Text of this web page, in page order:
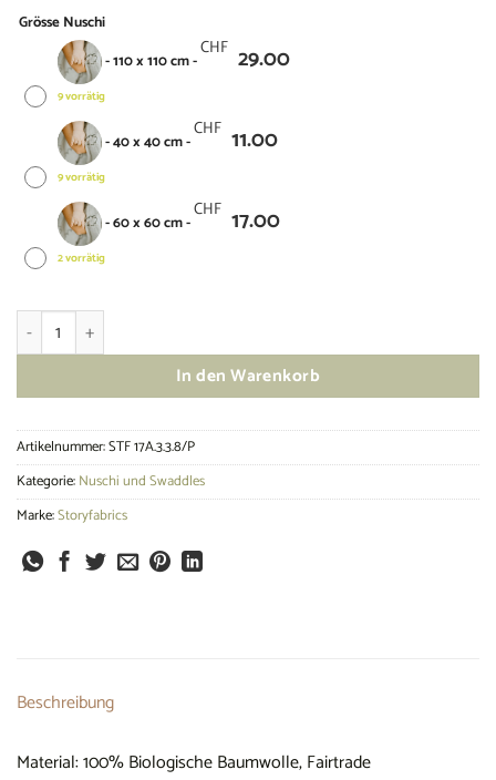
Grösse Nuschi
-110 x 110 cm-
CHF 29.00
9 vorrätig
-40 x 40 cm-
CHF 11.00
9 vorrätig
-60 x 60 cm-
CHF 17.00
2 vorrätig
Nuschi mit Wolken Menge
In den Warenkorb
Artikelnummer:STF 17A.3.3.8/P
Kategorie:Nuschi und Swaddles
Marke:Storyfabrics
Beschreibung
Material: 100% Biologische Baumwolle, Fairtrade